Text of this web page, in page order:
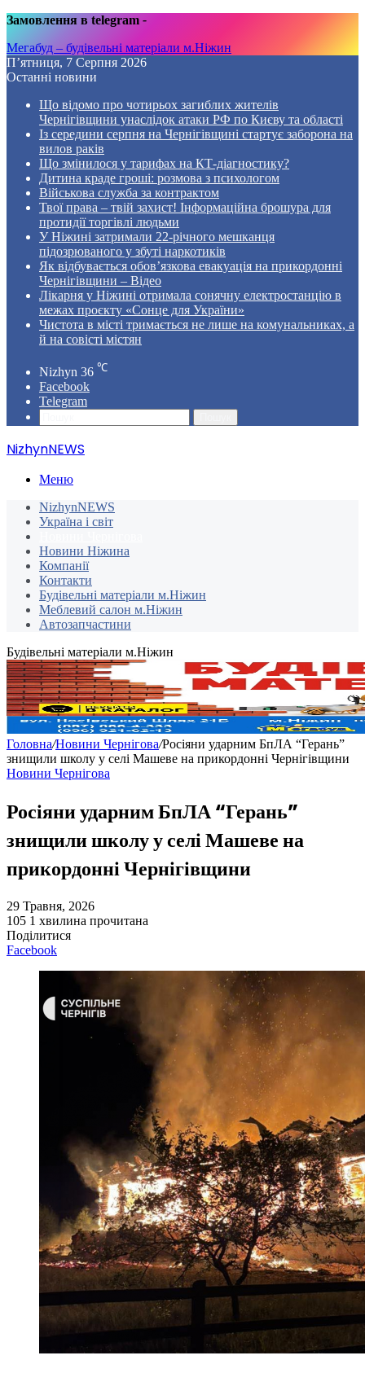
Замовлення в telegram -
Мегабуд – будівельні матеріали м.Ніжин
П’ятниця, 7 Серпня 2026
Останні новини
Що відомо про чотирьох загиблих жителів
Чернігівщини унаслідок атаки РФ по Києву та області
Із середини серпня на Чернігівщині стартує заборона на
вилов раків
Що змінилося у тарифах на КТ-діагностику?
Дитина краде гроші: розмова з психологом
Військова служба за контрактом
Твої права – твій захист! Інформаційна брошура для
протидії торгівлі людьми
У Ніжині затримали 22-річного мешканця
підозрюваного у збуті наркотиків
Як відбувається обов’язкова евакуація на прикордонні
Чернігівщини – Відео
Лікарня у Ніжині отримала сонячну електростанцію в
межах проєкту «Сонце для України»
Чистота в місті тримається не лише на комунальниках, а
й на совісті містян
Nizhyn 36 ℃
Facebook
Telegram
NizhynNEWS
Меню
NizhynNEWS
Україна і світ
Новини Ніжина
Компанії
Контакти
Будівельні матеріали м.Ніжин
Меблевий салон м.Ніжин
Автозапчастини
Будівельні матеріали м.Ніжин
Головна/Новини Чернігова/Росіяни ударним БпЛА “Герань”
знищили школу у селі Машеве на прикордонні Чернігівщини
Новини Чернігова
Росіяни ударним БпЛА “Герань”
знищили школу у селі Машеве на
прикордонні Чернігівщини
29 Травня, 2026
105 1 хвилина прочитана
Поділитися
Facebook